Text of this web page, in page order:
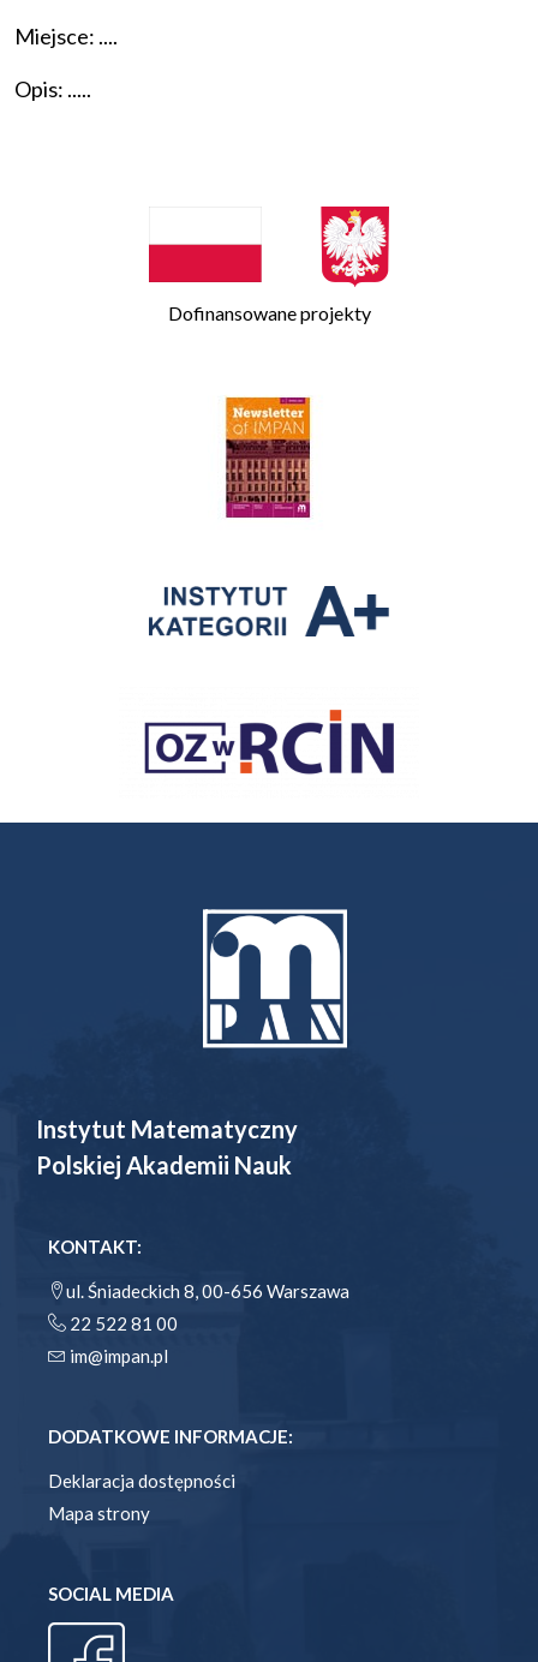
Miejsce: ....
Opis: .....
Dofinansowane projekty
Instytut Matematyczny
Polskiej Akademii Nauk
KONTAKT:
ul. Śniadeckich 8, 00-656 Warszawa
22 522 81 00
im@impan.pl
DODATKOWE INFORMACJE:
Deklaracja dostępności
Mapa strony
SOCIAL MEDIA